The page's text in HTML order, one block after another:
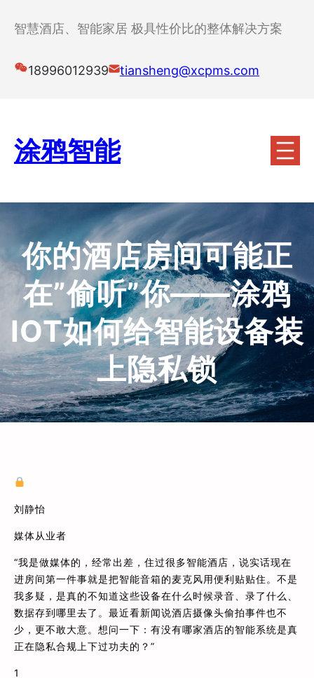
智慧酒店、智能家居 极具性价比的整体解决方案
18996012939 tiansheng@xcpms.com
涂鸦智能
你的酒店房间可能正
在”偷听”你——涂鸦
IOT如何给智能设备装
上隐私锁
刘静怡
媒体从业者
“我是做媒体的，经常出差，住过很多智能酒店，说实话现在
进房间第一件事就是把智能音箱的麦克风用便利贴贴住。不是
我多疑，是真的不知道这些设备在什么时候录音、录了什么、
数据存到哪里去了。最近看新闻说酒店摄像头偷拍事件也不
少，更不敢大意。想问一下：有没有哪家酒店的智能系统是真
正在隐私合规上下过功夫的？”
1